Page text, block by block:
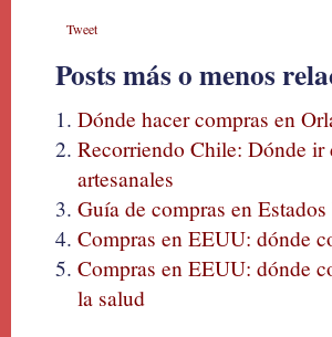
Tweet
Posts más o menos
Dónde hacer compras en
Recorriendo Chile: Dónde
artesanales
Guía de compras en
Compras en EEUU: dónde
Compras en EEUU: dónde
la salud